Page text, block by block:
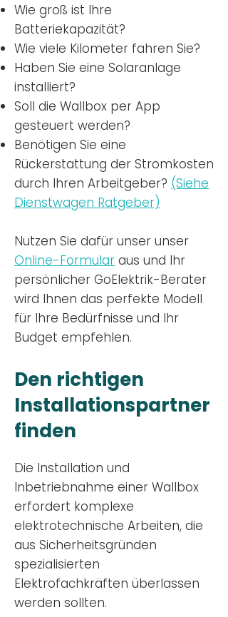
Wie groß ist Ihre
Batteriekapazität?
Wie viele Kilometer fahren Sie?
Haben Sie eine Solaranlage
installiert?
Soll die Wallbox per App
gesteuert werden?
Benötigen Sie eine
Rückerstattung der Stromkosten
durch Ihren Arbeitgeber? (Siehe
Dienstwagen Ratgeber)
Nutzen Sie dafür unser unser
Online-Formular aus und Ihr
persönlicher GoElektrik-Berater
wird Ihnen das perfekte Modell
für Ihre Bedürfnisse und Ihr
Budget empfehlen.
Den richtigen
Installationspartner
finden
Die Installation und
Inbetriebnahme einer Wallbox
erfordert komplexe
elektrotechnische Arbeiten, die
aus Sicherheitsgründen
spezialisierten
Elektrofachkräften überlassen
werden sollten.